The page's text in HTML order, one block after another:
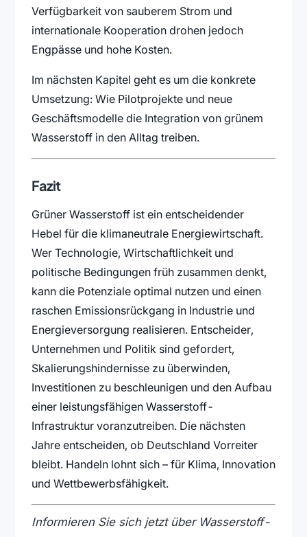
Verfügbarkeit von sauberem Strom und
internationale Kooperation drohen jedoch
Engpässe und hohe Kosten.
Im nächsten Kapitel geht es um die konkrete
Umsetzung: Wie Pilotprojekte und neue
Geschäftsmodelle die Integration von grünem
Wasserstoff in den Alltag treiben.
Fazit
Grüner Wasserstoff ist ein entscheidender
Hebel für die klimaneutrale Energiewirtschaft.
Wer Technologie, Wirtschaftlichkeit und
politische Bedingungen früh zusammen denkt,
kann die Potenziale optimal nutzen und einen
raschen Emissionsrückgang in Industrie und
Energieversorgung realisieren. Entscheider,
Unternehmen und Politik sind gefordert,
Skalierungshindernisse zu überwinden,
Investitionen zu beschleunigen und den Aufbau
einer leistungsfähigen Wasserstoff-
Infrastruktur voranzutreiben. Die nächsten
Jahre entscheiden, ob Deutschland Vorreiter
bleibt. Handeln lohnt sich – für Klima, Innovation
und Wettbewerbsfähigkeit.
Informieren Sie sich jetzt über Wasserstoff-